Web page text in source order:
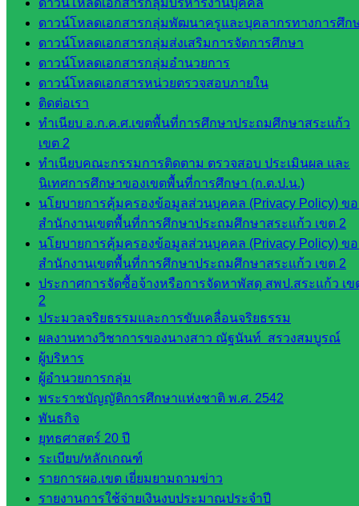
ดาวน์โหลดเอกสารกลุ่มบริหารงานบุคคล
ดาวน์โหลดเอกสารกลุ่มพัฒนาครูและบุคลากรทางการศึก
ดาวน์โหลดเอกสารกลุ่มส่งเสริมการจัดการศึกษา
ดาวน์โหลดเอกสารกลุ่มอำนวยการ
ดาวน์โหลดเอกสารหน่วยตรวจสอบภายใน
ติดต่อเรา
ทำเนียบ อ.ก.ค.ศ.เขตพื้นที่การศึกษาประถมศึกษาสระแก้ว
เขต 2
ทำเนียบคณะกรรมการติดตาม ตรวจสอบ ประเมินผล และ
นิเทศการศึกษาของเขตพื้นที่การศึกษา (ก.ต.ป.น.)
นโยบายการคุ้มครองข้อมูลส่วนบุคคล (Privacy Policy) ข
สำนักงานเขตพื้นที่การศึกษาประถมศึกษาสระแก้ว เขต 2
นโยบายการคุ้มครองข้อมูลส่วนบุคคล (Privacy Policy) ข
สำนักงานเขตพื้นที่การศึกษาประถมศึกษาสระแก้ว เขต 2
ประกาศการจัดซื้อจ้างหรือการจัดหาพัสดุ สพป.สระแก้ว เข
2
ประมวลจริยธรรมและการขับเคลื่อนจริยธรรม
ผลงานทางวิชาการของนางสาว ณัฐนันท์ สรวงสมบูรณ์
ผู้บริหาร
ผู้อำนวยการกลุ่ม
พระราชบัญญัติการศึกษาแห่งชาติ พ.ศ. 2542
พันธกิจ
ยุทธศาสตร์ 20 ปี
ระเบียบ/หลักเกณฑ์
รายการผอ.เขต เยี่ยมยามถามข่าว
รายงานการใช้จ่ายเงินงบประมาณประจำปี
เมินผลฯ
เว็บไซต์
หลักสูตร
ต้าน
ทุจริต
ห้อง
นิเทศ
ศน.นิพนธ์
พรมพิไล
ห้อง
นิเทศ
ศน.ชยา
ธิศ/
ศน.อัญชลี
ห้อง
นิเทศ
ดร.สราว
ดี เพ็งศรี
โคตร
เว็บไซต์
คณะ
กรรมการ
ก.ต.ป.น.